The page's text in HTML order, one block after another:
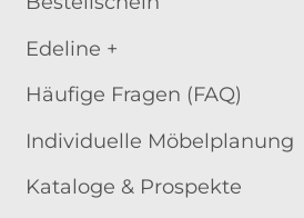
Edeline +
Häufige Fragen (FAQ)
Individuelle Möbelplanung
Kataloge & Prospekte